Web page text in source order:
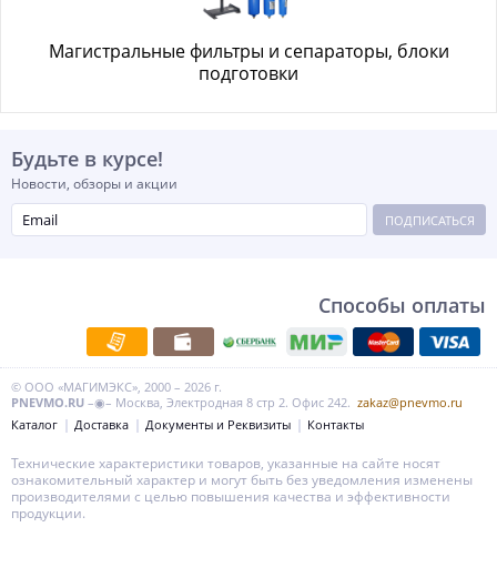
Магистральные фильтры и сепараторы, блоки
подготовки
Будьте в курсе!
Новости, обзоры и акции
ПОДПИСАТЬСЯ
Способы оплаты
© ООО «МАГИМЭКС», 2000 – 2026 г.
PNEVMO.RU –◉– Москва, Электродная 8 стр 2. Офис 242. zakaz@pnevmo.ru
Каталог
Доставка Документы и Реквизиты Контакты
Технические характеристики товаров, указанные на сайте носят
ознакомительный характер и могут быть без уведомления изменены
производителями с целью повышения качества и эффективности
продукции.